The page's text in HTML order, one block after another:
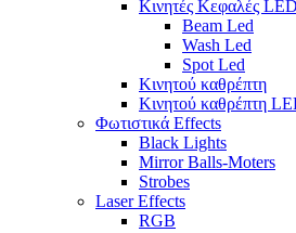
Κινητές Κεφαλές LED
Beam Led
Wash Led
Spot Led
Κινητού καθρέπτη
Κινητού καθρέπτη
Φωτιστικά Effects
Black Lights
Mirror Balls-Moters
Strobes
Laser Effects
RGB